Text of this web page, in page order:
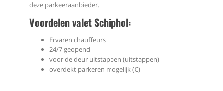
deze parkeeraanbieder.
Voordelen valet Schiphol:
Ervaren chauffeurs
24/7 geopend
voor de deur uitstappen (uitstappen)
overdekt parkeren mogelijk (€)